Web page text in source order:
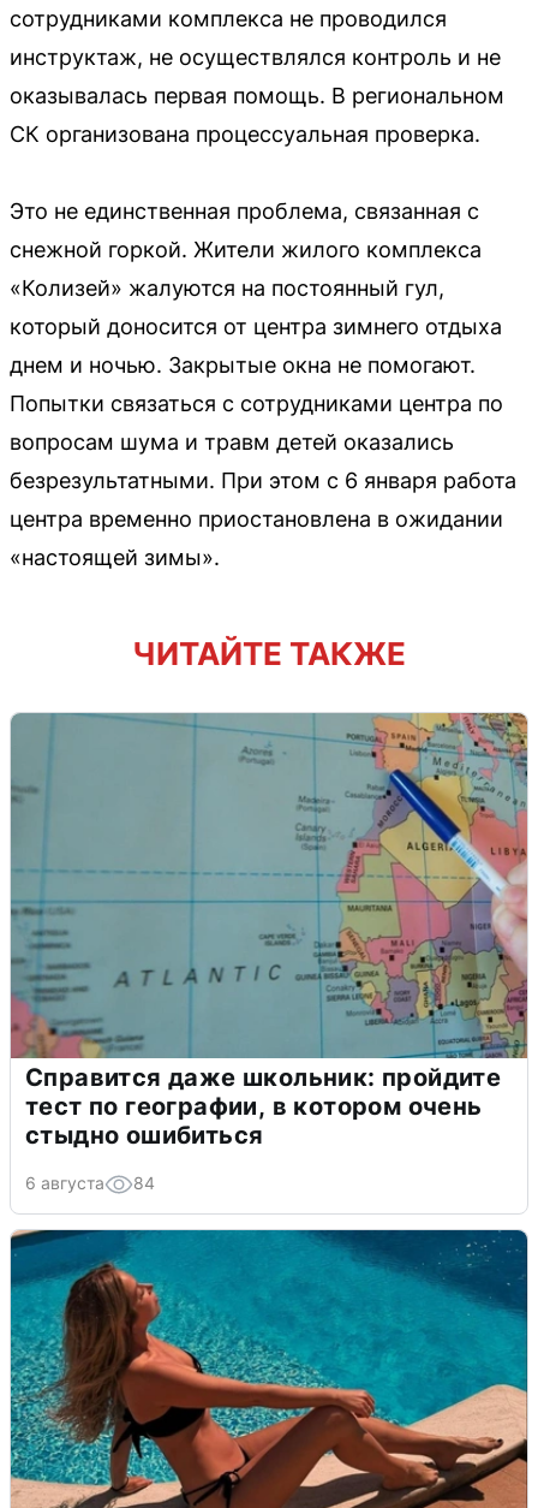
сотрудниками комплекса не проводился
инструктаж, не осуществлялся контроль и не
оказывалась первая помощь. В региональном
СК организована процессуальная проверка.
Это не единственная проблема, связанная с
снежной горкой. Жители жилого комплекса
«Колизей» жалуются на постоянный гул,
который доносится от центра зимнего отдыха
днем и ночью. Закрытые окна не помогают.
Попытки связаться с сотрудниками центра по
вопросам шума и травм детей оказались
безрезультатными. При этом с 6 января работа
центра временно приостановлена в ожидании
«настоящей зимы».
ЧИТАЙТЕ ТАКЖЕ
Справится даже школьник: пройдите
тест по географии, в котором очень
стыдно ошибиться
6 августа 84